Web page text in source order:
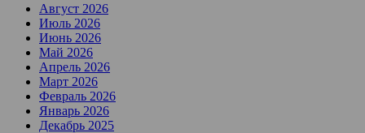
Август 2026
Июль 2026
Июнь 2026
Май 2026
Апрель 2026
Март 2026
Февраль 2026
Январь 2026
Декабрь 2025